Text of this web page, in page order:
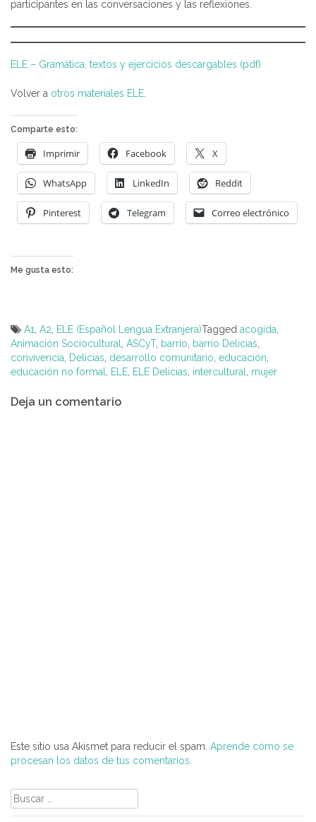
participantes en las conversaciones y las reflexiones.
ELE – Gramática, textos y ejercicios descargables (pdf)
Volver a otros materiales ELE
Comparte esto:
Imprimir Facebook X
WhatsApp LinkedIn Reddit
Pinterest Telegram Correo electrónico
Me gusta esto:
A1 A2 ELE (Español Lengua Extranjera)Tagged acogida
Animación Sociocultural
ASCyT, barrio barrio Delicias
convivencia
Delicias desarrollo comunitario educación
educación no formal
ELE ELE Delicias intercultural mujer
de
Deja un comentario
Este sitio usa Akismet para reducir el spam. Aprende cómo se
procesan los datos de tus comentarios.
Buscar: